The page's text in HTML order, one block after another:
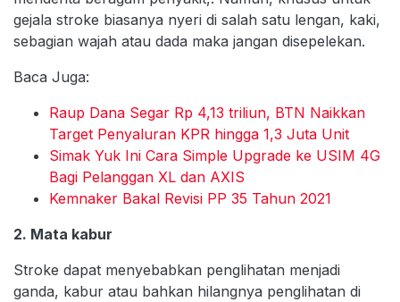
gejala stroke biasanya nyeri di salah satu lengan, kaki,
sebagian wajah atau dada maka jangan disepelekan.
Baca Juga:
Raup Dana Segar Rp 4,13 triliun, BTN Naikkan
Target Penyaluran KPR hingga 1,3 Juta Unit
Simak Yuk Ini Cara Simple Upgrade ke USIM 4G
Bagi Pelanggan XL dan AXIS
Kemnaker Bakal Revisi PP 35 Tahun 2021
2. Mata kabur
Stroke dapat menyebabkan penglihatan menjadi
ganda, kabur atau bahkan hilangnya penglihatan di